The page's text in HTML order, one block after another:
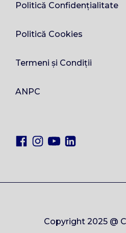
Politică Confidențialitate
Politică Cookies
Termeni și Condiții
ANPC
Copyright 2025 @